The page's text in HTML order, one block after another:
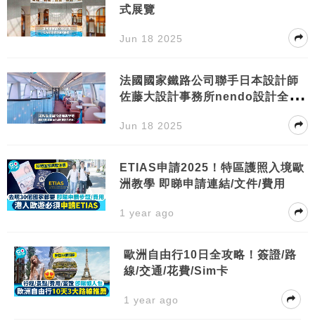
式展覽
Jun 18 2025
法國國家鐵路公司聯手日本設計師
佐藤大設計事務所nendo設計全新
第五代列車TGV inOui以「流動之
河」為主題車廂線條座椅燈等均以
車將於2026年投入服務
Jun 18 2025
ETIAS申請2025！特區護照入境歐
洲教學 即睇申請連結/文件/費用
1 year ago
歐洲自由行10日全攻略！簽證/路
線/交通/花費/Sim卡
1 year ago